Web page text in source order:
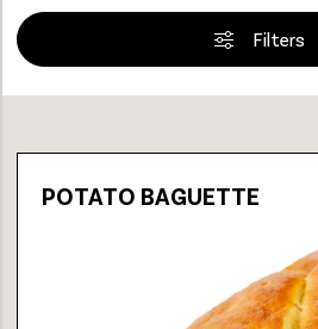
Filters
POTATO BAGUETTE
Loading...